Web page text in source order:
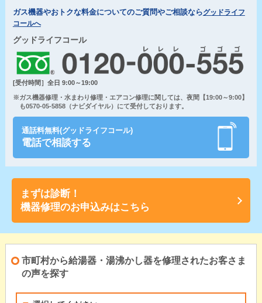
ガス機器やおトクな料金についてのご質問やご相談ならグッドライフ
コールへ
グッドライフコール
[受付時間］全日 9:00～19:00
※ガス機器修理・水まわり修理・エアコン修理に関しては、夜間【19:00～9:00】
も0570-05-5858（ナビダイヤル）にて受付しております。
通話料無料(グッドライフコール)
電話で相談する
まずは診断！
機器修理のお申込みはこちら
市町村から給湯器・湯沸かし器を修理されたお客さま
の声を探す